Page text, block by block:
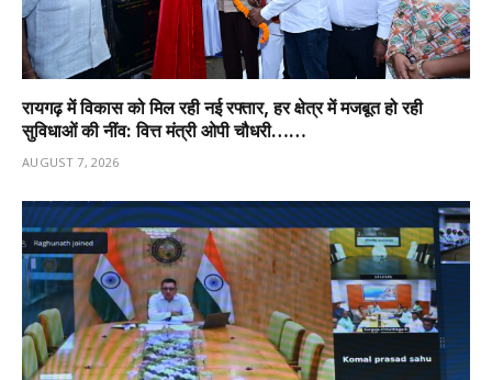
रायगढ़ में विकास को मिल रही नई रफ्तार, हर क्षेत्र में मजबूत हो रही
सुविधाओं की नींव: वित्त मंत्री ओपी चौधरी……
AUGUST 7, 2026